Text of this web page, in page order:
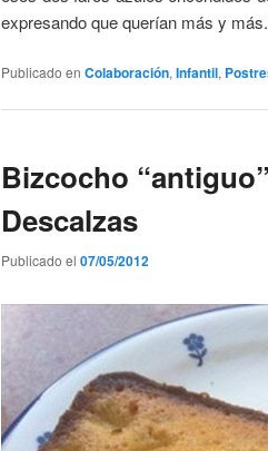
expresando que querían más y más.
Publicado en Colaboración, Infantil,
Bizcocho
Descalzas
Publicado el 07/05/2012